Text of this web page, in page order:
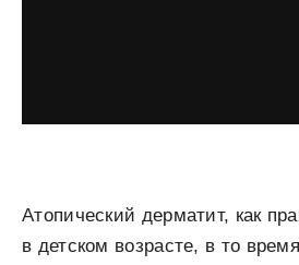
Атопический дерматит, как
в детском возрасте, в то